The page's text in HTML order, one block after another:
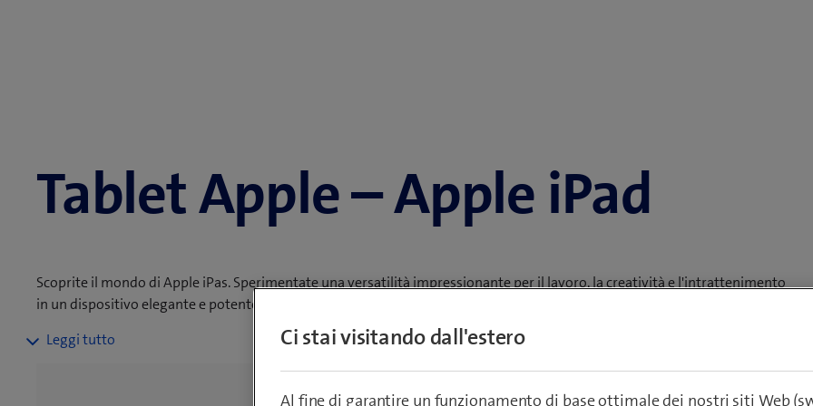
Tablet Apple – Apple iPad
Scoprite il mondo di Apple iPas. Sperimentate una versatilità impressionante per il lavoro, la creatività e l'intrattenimento
in un dispositivo elegante e potente.
Approfittate di prestazioni rapide grazie agli avanzati chip Apple, ai brillanti display Retina per immagini nitidissime e al
funzionamento intuitivo di iPadOS. Abbinate il vostro nuovo Apple iPad a un abbonamento a Blue Mobile e godetevi la
migliore rete della Svizzera. Consegna gratuita a partire da un valore d’ordine di CHF 50.–, politica di restituzione di 14
Ci stai visitando dall'estero
Al fine di garantire un funzionamento di base ottimale dei nostri siti Web